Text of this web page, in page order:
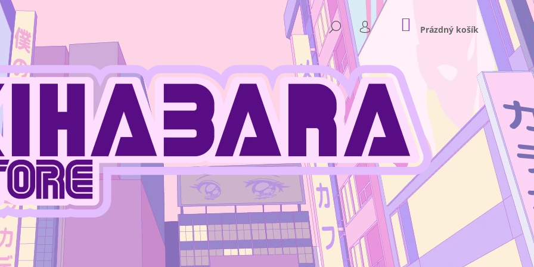
HLEDAT
PŘIHLÁŠENÍ
NÁKUPNÍ
KOŠÍK
Prázdný košík
CO POTŘEBUJETE NAJÍT?
HLEDAT
DOPORUČUJEME
KAISEN - PLASTOVÝ STOJÁNEK JUJUTSU KAISEN - PLASTOVÝ STOJÁNEK